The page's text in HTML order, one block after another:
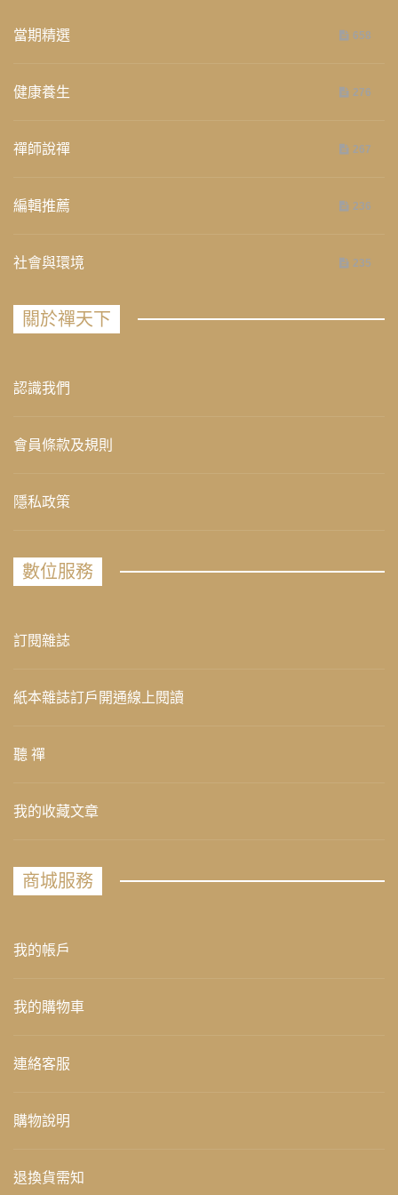
當期精選 658
健康養生 276
禪師說禪 267
編輯推薦 236
社會與環境 235
關於禪天下
認識我們
會員條款及規則
隱私政策
數位服務
訂閱雜誌
紙本雜誌訂戶開通線上閱讀
聽 禪
我的收藏文章
商城服務
我的帳戶
我的購物車
連絡客服
購物說明
退換貨需知